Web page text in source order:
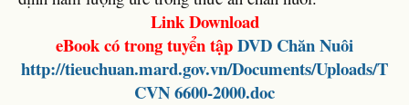
Link Download
eBook có trong tuyển tậpDVD Chăn Nuôi
http://tieuchuan.mard.gov.vn/Documents/Uploads/T
CVN 6600-2000.doc